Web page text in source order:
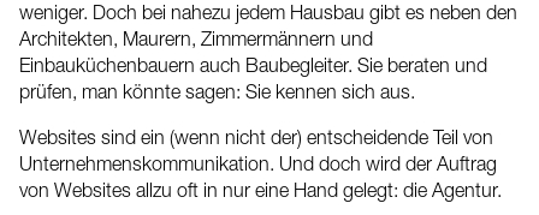
weniger. Doch bei nahezu jedem Hausbau gibt es neben den
Architekten, Maurern, Zimmermännern und
Einbauküchenbauern auch Baubegleiter. Sie beraten und
prüfen, man könnte sagen: Sie kennen sich aus.
Websites sind ein (wenn nicht der) entscheidende Teil von
Unternehmenskommunikation. Und doch wird der Auftrag
von Websites allzu oft in nur eine Hand gelegt: die Agentur.